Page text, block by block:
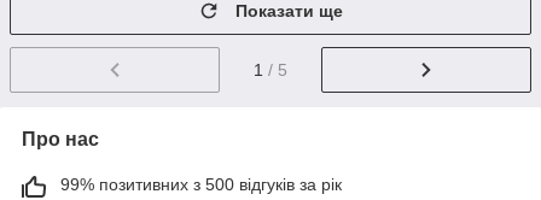
Показати ще
1 / 5
Про нас
99% позитивних з 500 відгуків за рік